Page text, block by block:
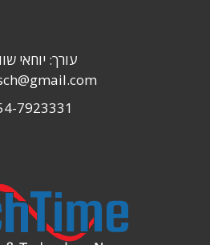
עורך: יוחאי
7923331